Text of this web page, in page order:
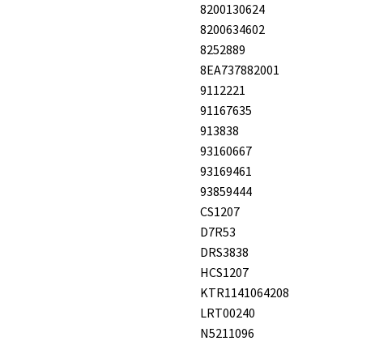
8200130624
8200634602
8252889
8EA737882001
9112221
91167635
913838
93160667
93169461
93859444
CS1207
D7R53
DRS3838
HCS1207
KTR1141064208
LRT00240
N5211096